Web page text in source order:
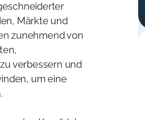
Märkte und
zunehmend von
verbessern und
um eine